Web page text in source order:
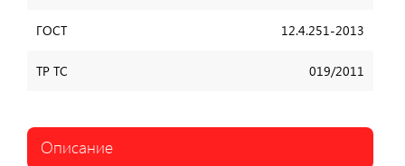
ГОСТ 12.4.251-2013
ТР ТС 019/2011
Описание